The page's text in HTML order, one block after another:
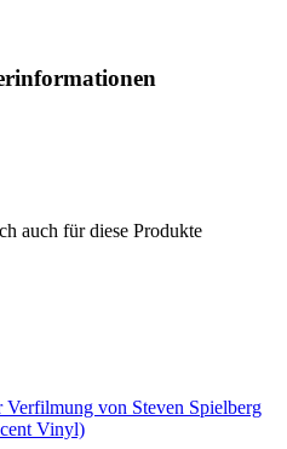
auch für diese Produkte
Verfilmung von Steven Spielberg
Vinyl)